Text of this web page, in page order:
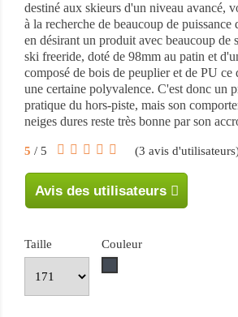
destiné aux skieurs d'un niveau avancé,
à la recherche de beaucoup de puissance
en désirant un produit avec beaucoup de
ski freeride, doté de 98mm au patin et
composé de bois de peuplier et de PU ce
une certaine polyvalence. C'est donc un
pratique du hors-piste, mais son
neiges dures reste très bonne par son
5 / 5 (3 avis
Avis des utilisateurs
Taille
Couleur